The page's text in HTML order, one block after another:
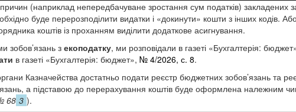
(наприклад непередбачуване зростання сум податків) закладених
буде перерозподілити видатки і «докинути» кошти з інших кодів.
коштів із проханням виділити додаткове асигнування.
зобов’язань зекоподатку, ми розповідали в газеті «Бухгалтерія:
в газеті «Бухгалтерія: бюджет», № 4/2026, с. 8.
Казначейства достатньо подати реєстр бюджетних зобов’язань та
а підставою до перерахування коштів буде оформлена належним
68 3 ).